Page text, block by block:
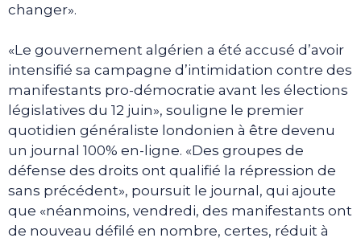
changer».
«Le gouvernement algérien a été accusé d’avoir
intensifié sa campagne d’intimidation contre des
manifestants pro-démocratie avant les élections
législatives du 12 juin», souligne le premier
quotidien généraliste londonien à être devenu
un journal 100% en-ligne. «Des groupes de
défense des droits ont qualifié la répression de
sans précédent», poursuit le journal, qui ajoute
que «néanmoins, vendredi, des manifestants ont
de nouveau défilé en nombre, certes, réduit à